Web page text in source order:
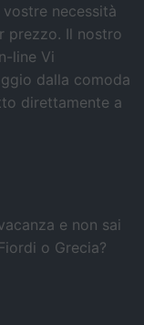
necessità
prezzo. Il nostro
line Vi
dalla comoda
direttamente a
e non sai
o Grecia?